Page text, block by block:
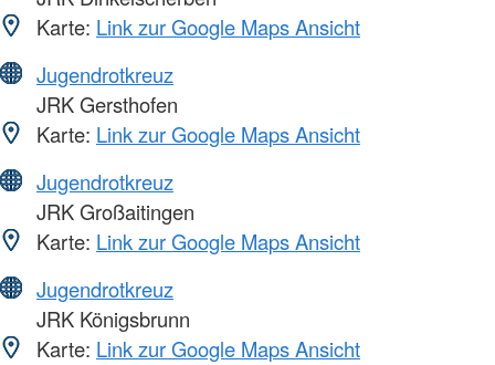
Karte: Link zur Google Maps Ansicht
Jugendrotkreuz
JRK Gersthofen
Karte: Link zur Google Maps Ansicht
Jugendrotkreuz
JRK Großaitingen
Karte: Link zur Google Maps Ansicht
Jugendrotkreuz
JRK Königsbrunn
Karte: Link zur Google Maps Ansicht